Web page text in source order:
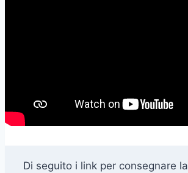
Di seguito i link per consegnare la